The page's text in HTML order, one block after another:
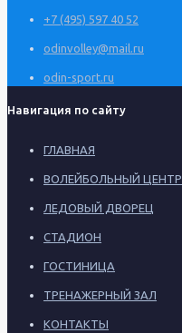
+7 (495) 597 40 52
odinvolley@mail.ru
odin-sport.ru
Навигация по сайту
ГЛАВНАЯ
ВОЛЕЙБОЛЬНЫЙ ЦЕНТР
ЛЕДОВЫЙ ДВОРЕЦ
СТАДИОН
ГОСТИНИЦА
ТРЕНАЖЕРНЫЙ ЗАЛ
КОНТАКТЫ